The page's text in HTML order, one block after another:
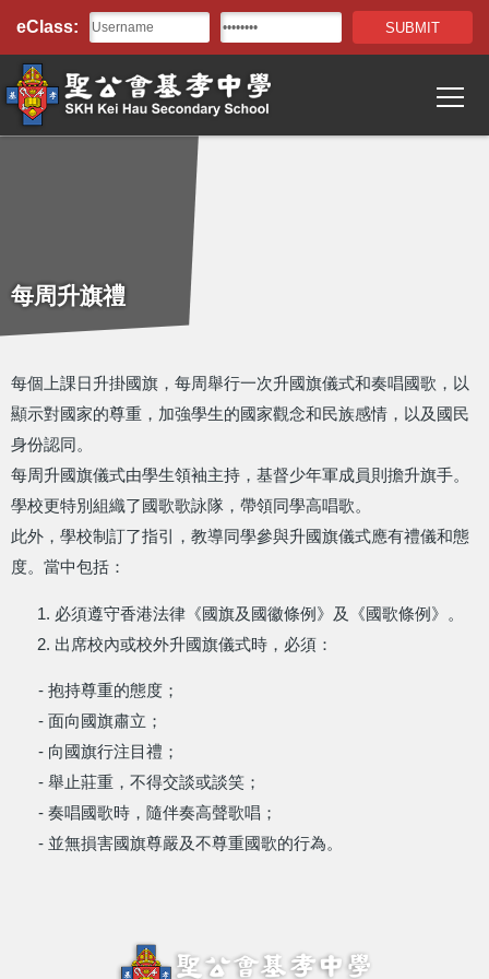
移至主內容
eClass:
每周升旗禮
每個上課日升掛國旗，每周舉行一次升國旗儀式和奏唱國歌，以
顯示對國家的尊重，加強學生的國家觀念和民族感情，以及國民
身份認同。
每周升國旗儀式由學生領袖主持，基督少年軍成員則擔升旗手。
學校更特別組織了國歌歌詠隊，帶領同學高唱歌。
此外，學校制訂了指引，教導同學參與升國旗儀式應有禮儀和態
度。當中包括：
必須遵守香港法律《國旗及國徽條例》及《國歌條例》。
出席校內或校外升國旗儀式時，必須：
- 抱持尊重的態度；
- 面向國旗肅立；
- 向國旗行注目禮；
- 舉止莊重，不得交談或談笑；
- 奏唱國歌時，隨伴奏高聲歌唱；
- 並無損害國旗尊嚴及不尊重國歌的行為。